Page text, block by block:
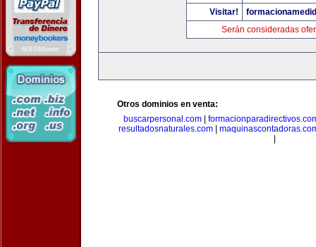
Visitar!
Serán consideradas
Otros dominios en venta:
buscarpersonal.com|
resultadosnaturales.com|